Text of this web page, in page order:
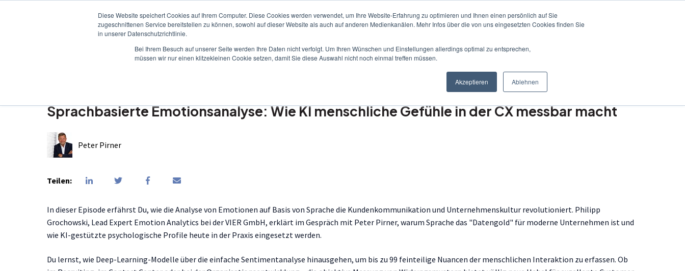
Diese Website speichert Cookies auf Ihrem Computer. Diese Cookies werden verwendet, um Ihre Website-Erfahrung zu optimieren und Ihnen einen persönlich auf Sie
zugeschnittenen Service bereitstellen zu können, sowohl auf dieser Website als auch auf anderen Medienkanälen. Mehr Infos über die von uns eingesetzten Cookies finden Sie
in unserer Datenschutzrichtlinie.
Bei Ihrem Besuch auf unserer Seite werden Ihre Daten nicht verfolgt. Um Ihren Wünschen und Einstellungen allerdings optimal zu entsprechen,
müssen wir nur einen klitzekleinen Cookie setzen, damit Sie diese Auswahl nicht noch einmal treffen müssen.
Akzeptieren Ablehnen
Sprachbasierte Emotionsanalyse: Wie KI menschliche Gefühle in der CX messbar macht
Peter Pirner
Teilen:
In dieser Episode erfährst Du, wie die Analyse von Emotionen auf Basis von Sprache die Kundenkommunikation und Unternehmenskultur revolutioniert. Philipp
Grochowski, Lead Expert Emotion Analytics bei der VIER GmbH, erklärt im Gespräch mit Peter Pirner, warum Sprache das "Datengold" für moderne Unternehmen ist und
wie KI-gestützte psychologische Profile heute in der Praxis eingesetzt werden.
Du lernst, wie Deep-Learning-Modelle über die einfache Sentimentanalyse hinausgehen, um bis zu 99 feinteilige Nuancen der menschlichen Interaktion zu erfassen. Ob